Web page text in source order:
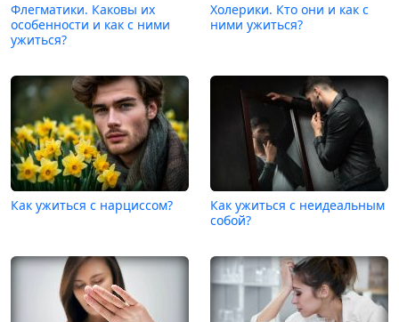
Флегматики. Каковы их
особенности и как с ними
ужиться?
Холерики. Кто они и как с
ними ужиться?
Как ужиться с нарциссом?
Как ужиться с неидеальным
собой?